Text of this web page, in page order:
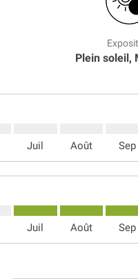
Plein soleil,
Juil Août Sep
Juil Août Sep